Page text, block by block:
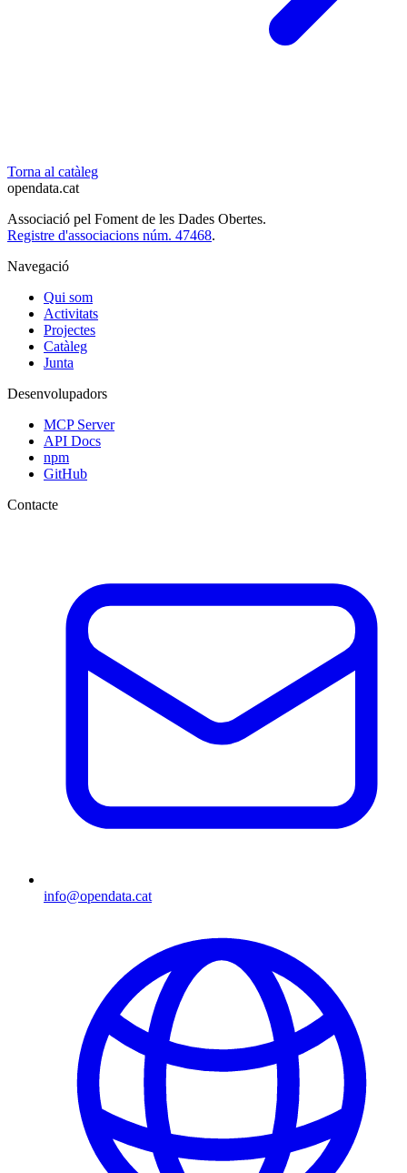
Torna al catàleg
opendata.cat
Associació pel Foment de les Dades Obertes.
Registre d'associacions núm. 47468.
Navegació
Qui som
Activitats
Projectes
Catàleg
Junta
Desenvolupadors
MCP Server
API Docs
npm
GitHub
Contacte
info@opendata.cat